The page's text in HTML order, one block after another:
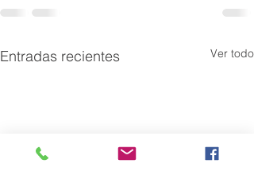
Entradas recientes Ver todo